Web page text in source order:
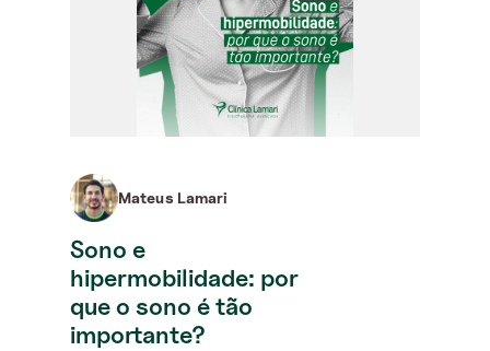
Mateus Lamari
Sono e
hipermobilidade: por
que o sono é tão
importante?